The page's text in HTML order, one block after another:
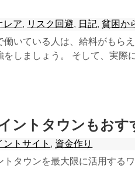
レア, リスク回避, 日記,貧困か
働いている人は、給料がもら
をしましょう。 そして、実際
ントタウンもおす
ントサイト , 資金作り
タウンを最大限に活用する